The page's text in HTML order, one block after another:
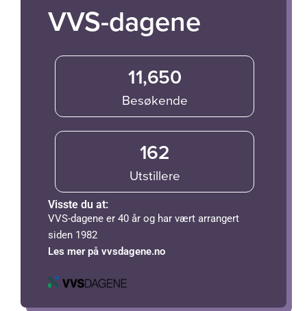
VVS-dagene
Besøkende
11,650
Utstillere
162
Visste du at:
VVS-dagene er 40 år og har vært arrangert
siden 1982
Les mer på vvsdagene.no